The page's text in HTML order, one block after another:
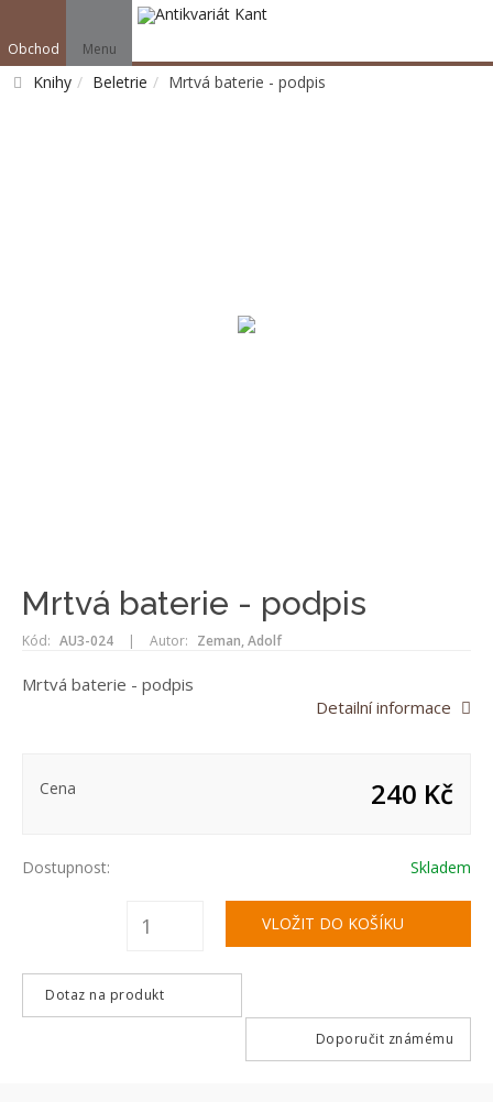
Obchod Menu
Knihy Beletrie Mrtvá baterie - podpis
Mrtvá baterie - podpis
Kód: AU3-024 | Autor: Zeman, Adolf
Mrtvá baterie - podpis
Detailní informace
Cena 240 Kč
Dostupnost: Skladem
Dotaz na produkt
Doporučit známému